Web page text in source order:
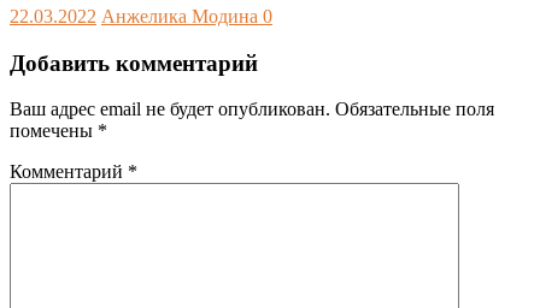
22.03.2022 Анжелика Модина 0
Добавить комментарий
Ваш адрес email не будет опубликован. Обязательные поля
помечены *
Комментарий *